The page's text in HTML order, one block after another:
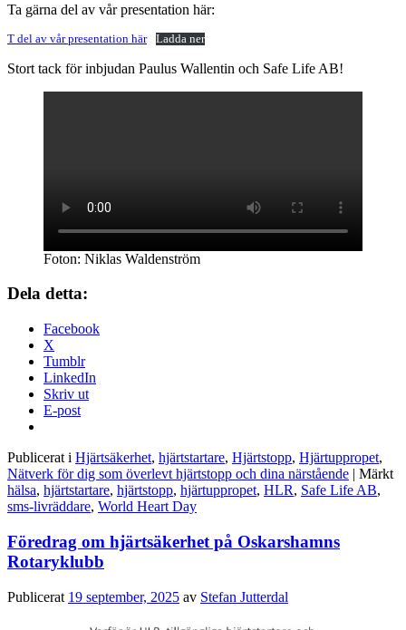
Ta gärna del av vår presentation här:
T del av vår presentation här Ladda ner
Stort tack för inbjudan Paulus Wallentin och Safe Life AB!
Foton: Niklas Waldenström
Dela detta:
Facebook
X
Tumblr
LinkedIn
Skriv ut
E-post
Publicerat i Hjärtsäkerhet, hjärtstartare, Hjärtstopp, Hjärtuppropet,
Nätverk för dig som överlevt hjärtstopp och dina närstående | Märkt
hälsa, hjärtstartare, hjärtstopp, hjärtuppropet, HLR, Safe Life AB,
sms-livräddare, World Heart Day
Föredrag om hjärtsäkerhet på Oskarshamns
Rotaryklubb
Publicerat 19 september, 2025 av Stefan Jutterdal